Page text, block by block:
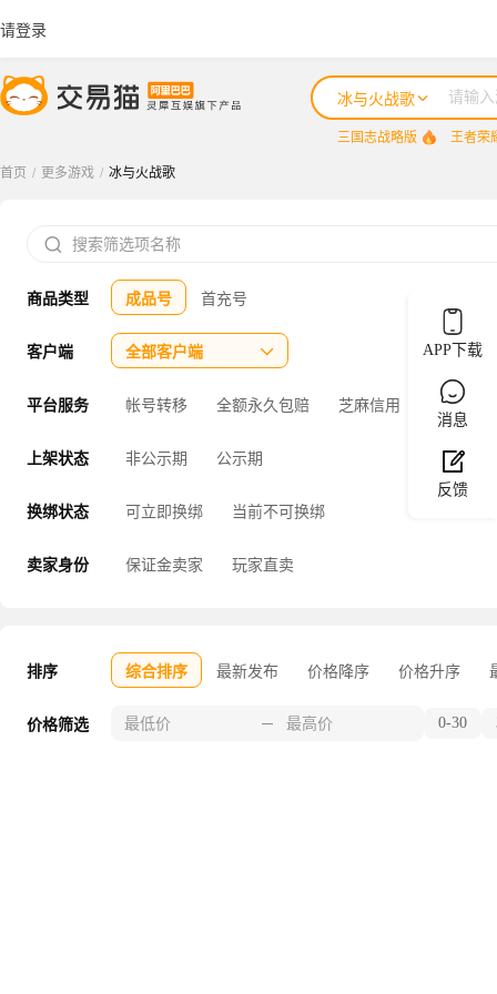
APP下载
消息
反馈
请登录
冰与火战歌
三国志战略版 王者荣
首页 / 更多游戏 / 冰与火战歌

商品类型 成品号 首充号
客户端 全部客户端 
平台服务 帐号转移 全额永久包赔 芝麻信用 官方验号
上架状态 非公示期 公示期
换绑状态 可立即换绑 当前不可换绑
卖家身份 保证金卖家 玩家直卖
排序 综合排序 最新发布 价格降序 价格升序
价格筛选 0-30